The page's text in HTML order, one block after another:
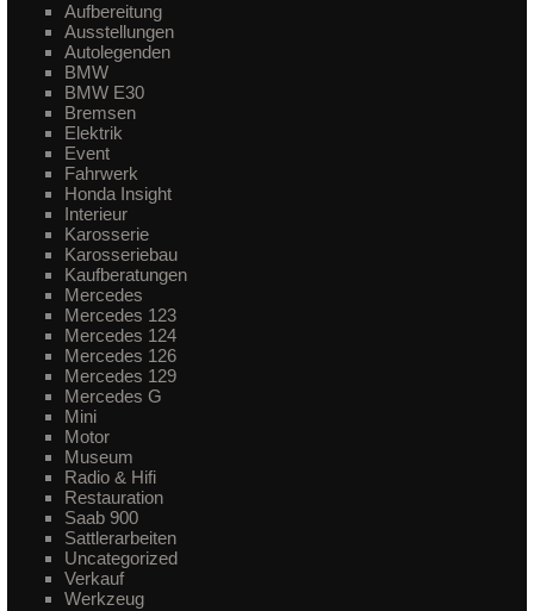
Aufbereitung
Ausstellungen
Autolegenden
BMW
BMW E30
Bremsen
Elektrik
Event
Fahrwerk
Honda Insight
Interieur
Karosserie
Karosseriebau
Kaufberatungen
Mercedes
Mercedes 123
Mercedes 124
Mercedes 126
Mercedes 129
Mercedes G
Mini
Motor
Museum
Radio & Hifi
Restauration
Saab 900
Sattlerarbeiten
Uncategorized
Verkauf
Werkzeug